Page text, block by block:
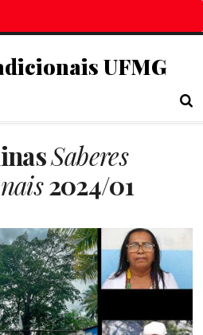
UFMG
Saberes
2024/01